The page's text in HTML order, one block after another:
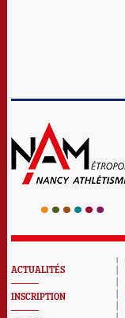
ACTUALITÉS
INSCRIPTION